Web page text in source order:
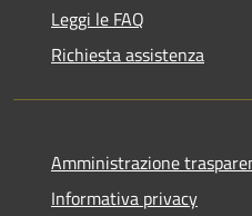
Leggi le FAQ
Richiesta assistenza
Amministrazione
Informativa privacy